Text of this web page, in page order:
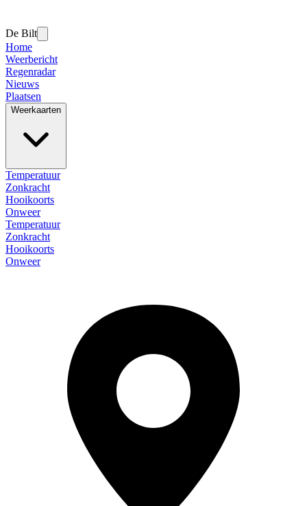
De Bilt
Home
Weerbericht
Regenradar
Nieuws
Plaatsen
Weerkaarten
Temperatuur
Zonkracht
Hooikoorts
Onweer
Temperatuur
Zonkracht
Hooikoorts
Onweer